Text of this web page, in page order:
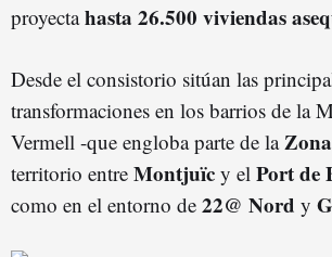
proyectahasta 26.500 viviendas
Desde el consistorio sitúan las
transformaciones en los barrios de la
Vermell -que engloba parte de la
territorio entre Montjuïc y el Port de
como en el entorno de 22@ Nord y